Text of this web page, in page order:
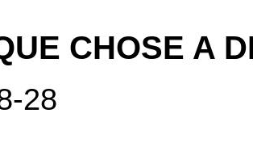
CHOSE A
28